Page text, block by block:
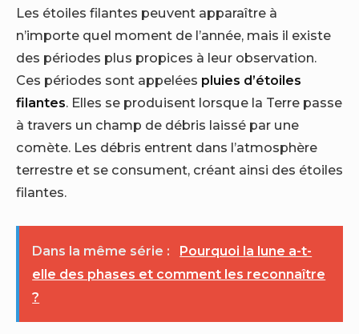
Les étoiles filantes peuvent apparaître à
n’importe quel moment de l’année, mais il existe
des périodes plus propices à leur observation.
Ces périodes sont appelées pluies d’étoiles
filantes. Elles se produisent lorsque la Terre passe
à travers un champ de débris laissé par une
comète. Les débris entrent dans l’atmosphère
terrestre et se consument, créant ainsi des étoiles
filantes.
Dans la même série :
Pourquoi la lune a-t-
elle des phases et comment les reconnaître
?